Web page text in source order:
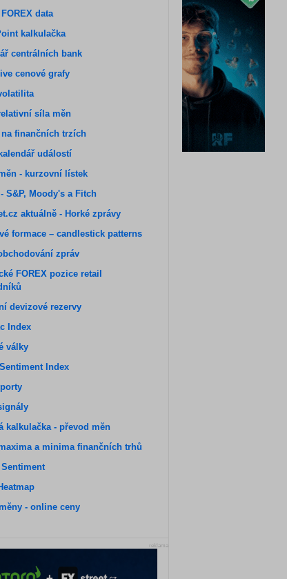
data
kalkulačka
centrálních bank
cenové grafy
síla měn
na finančních trzích
událostí
- kurzovní lístek
S&P, Moody's a Fitch
aktuálně - Horké zprávy
formace – candlestick patterns
zpráv
FOREX pozice retail
devizové rezervy
Index
války
Index
kalkulačka - převod měn
a minima finančních trhů
Sentiment
- online ceny
reklama